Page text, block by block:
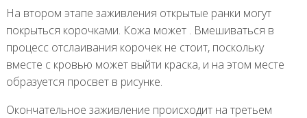
На втором этапе заживления открытые ранки могут
покрыться корочками. Кожа может . Вмешиваться в
процесс отслаивания корочек не стоит, поскольку
вместе с кровью может выйти краска, и на этом месте
образуется просвет в рисунке.
Окончательное заживление происходит на третьем